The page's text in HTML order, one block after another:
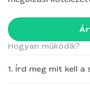
Hogyan működik?
1. Írd meg mit kell a